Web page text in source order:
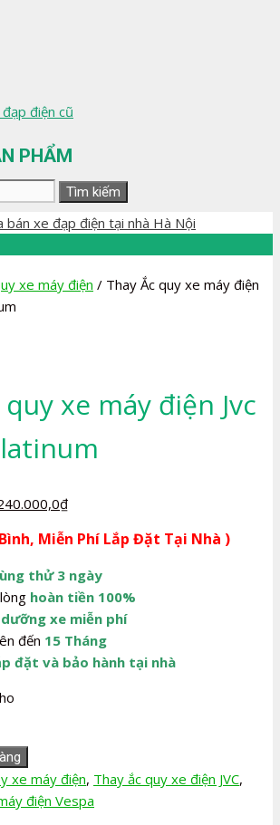
điện cũ
PHẨM
Tìm kiếm
xe máy điện / Thay Ắc quy xe máy điện
xe máy điện Jvc
₫Giá
tại
2.240.000,0₫.
Miễn Phí Lắp Đặt Tại Nhà )
thử 3 ngày
hoàn tiền 100%
xe miễn phí
đến 15 Tháng
đặt và bảo hành tại nhà
xe máy điện, Thay ắc quy xe điện JVC,
điện Vespa